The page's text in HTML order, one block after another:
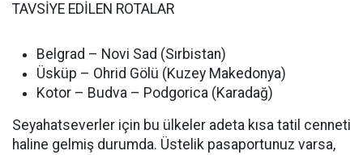
TAVSİYE EDİLEN ROTALAR
Belgrad – Novi Sad (Sırbistan)
Üsküp – Ohrid Gölü (Kuzey Makedonya)
Kotor – Budva – Podgorica (Karadağ)
Seyahatseverler için bu ülkeler adeta kısa tatil cenneti
haline gelmiş durumda. Üstelik pasaportunuz varsa,